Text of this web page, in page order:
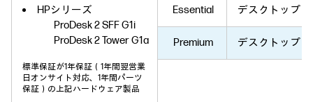
HPシリーズ
ProDesk 2 SFF G1i
ProDesk 2 Tower G1a
標準保証が1年保証（1年間翌営業
日オンサイト対応、1年間パーツ
保証）の上記ハードウェア製品
Essential デスクトップ
Premium デスクトップ